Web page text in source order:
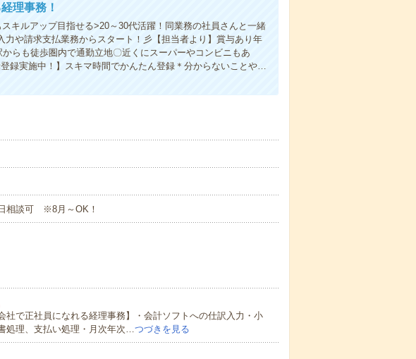
理事務！
キルアップ目指せる>20～30代活躍！同業務の社員さんと一緒
や請求支払業務からスタート！彡【担当者より】賞与あり年
らも徒歩圏内で通勤立地〇近くにスーパーやコンビニもあ
録実施中！】スキマ時間でかんたん登録＊分からないことや…
相談可 ※8月～OK！
社で正社員になれる経理事務】・会計ソフトへの仕訳入力・小
処理、支払い処理・月次年次… つづきを見る